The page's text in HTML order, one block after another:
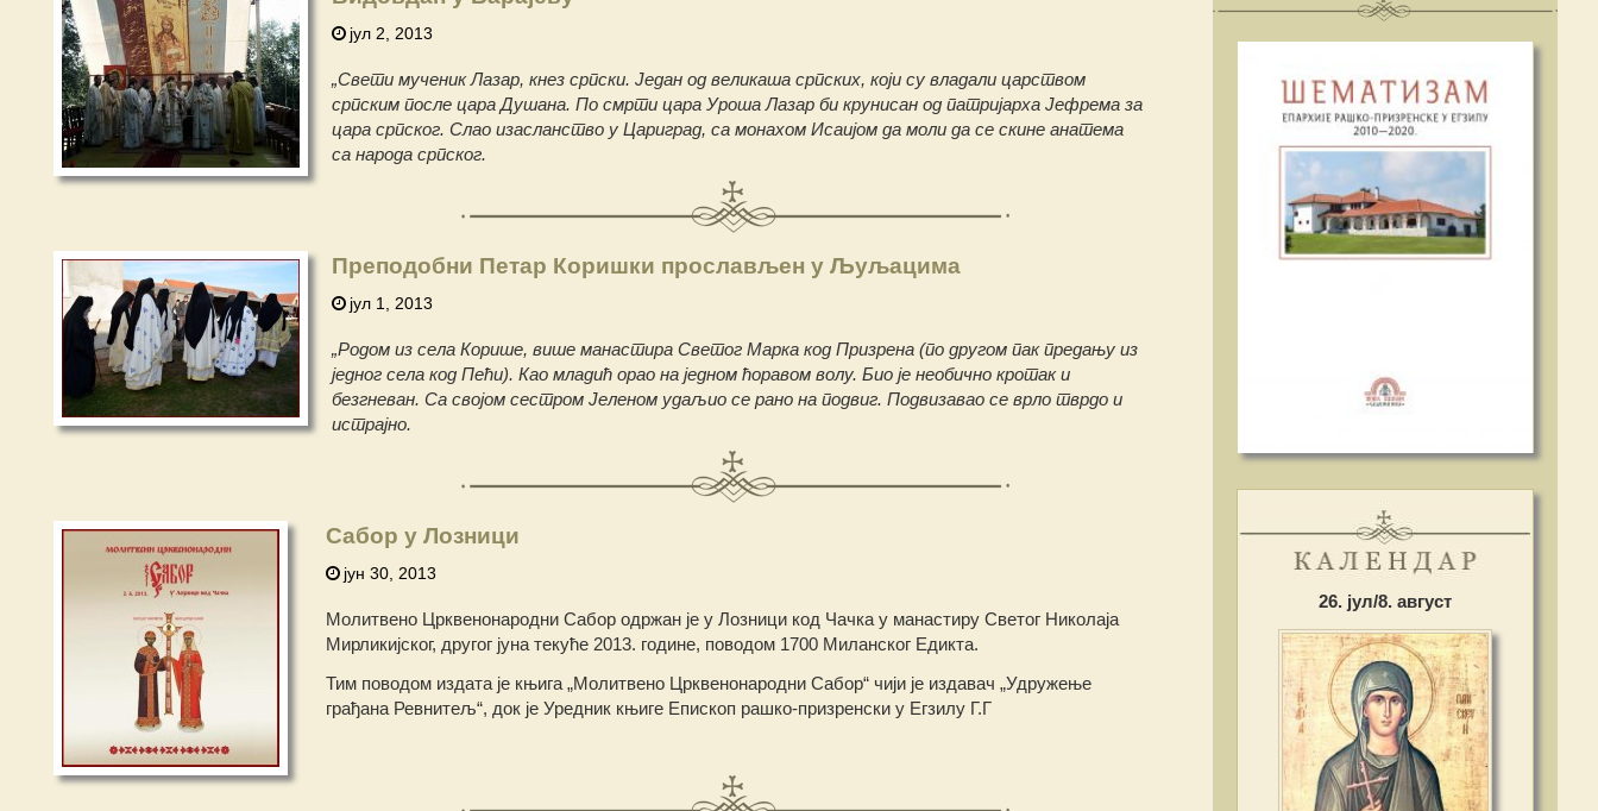
јул 2, 2013
„Свети мученик Лазар, кнез српски. Један од великаша српских, који су владали царством
српским после цара Душана. По смрти цара Уроша Лазар би крунисан од патријарха Јефрема за
цара српског. Слао изасланство у Цариград, са монахом Исаијом да моли да се скине анатема
са народа српског.
Преподобни Петар Коришки прослављен у Љуљацима
јул 1, 2013
„Родом из села Корише, више манастира Светог Марка код Призрена (по другом пак предању из
једног села код Пећи). Као младић орао на једном ћоравом волу. Био је необично кротак и
безгневан. Са својом сестром Јеленом удаљио се рано на подвиг. Подвизавао се врло тврдо и
истрајно.
Сабор у Лозници
јун 30, 2013
Молитвено Црквенонародни Сабор одржан је у Лозници код Чачка у манастиру Светог Николаја
Мирликијског, другог јуна текуће 2013. године, поводом 1700 Миланског Едикта.
Тим поводом издата је књига „Молитвено Црквенонародни Сабор“ чији је издавач „Удружење
грађана Ревнитељ“, док је Уредник књиге Епископ рашко-призренски у Егзилу Г.Г
26. јул/8. август